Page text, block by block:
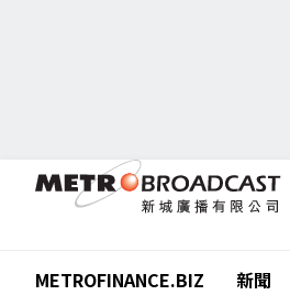
METROFINANCE.BIZ 新聞